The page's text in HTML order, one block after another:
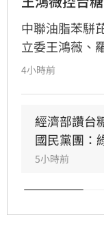
中聯油脂苯駢
立委王鴻薇、
五月即知情卻
回，強調陳
惡意抹黑。
遭重罰的南僑
雙方陣營針
激烈政治攻防
恐將持續擴大
4小時前
經濟部讚台
國民黨團：
5小時前